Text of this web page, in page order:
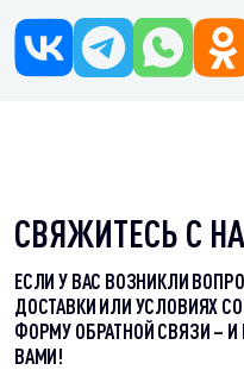
СВЯЖИТЕСЬ С
ЕСЛИ У ВАС ВОЗНИКЛИ
ДОСТАВКИ ИЛИ УСЛОВИЯХ
ФОРМУ ОБРАТНОЙ СВЯЗИ –
ВАМИ!